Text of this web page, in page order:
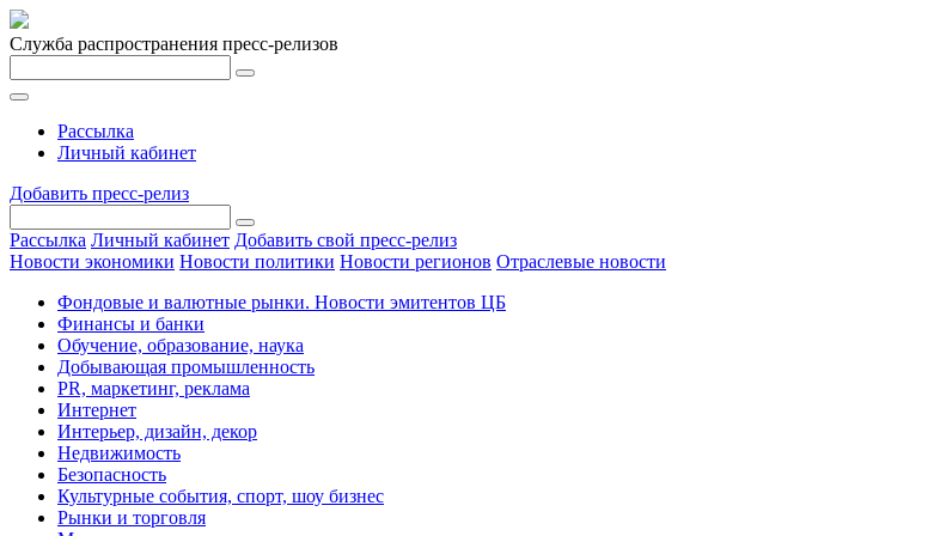
Служба распространения пресс-релизов
Рассылка
Личный кабинет
Добавить пресс-релиз
Рассылка Личный кабинет Добавить свой пресс-релиз
Новости экономики Новости политики Новости регионов Отраслевые новости
Фондовые и валютные рынки. Новости эмитентов ЦБ
Финансы и банки
Обучение, образование, наука
Добывающая промышленность
PR, маркетинг, реклама
Интернет
Интерьер, дизайн, декор
Недвижимость
Безопасность
Культурные события, спорт, шоу бизнес
Рынки и торговля